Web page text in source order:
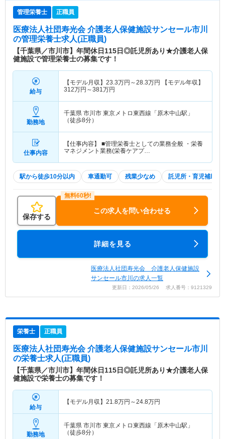
管理栄養士 正職員
医療法人社団寿光会 介護老人保健施設サンセール市川
の管理栄養士求人(正職員)
【千葉県／市川市】年間休日115日◎託児所あり★介護老人保
健施設で管理栄養士の募集です！
給与
【モデル月収】 23.3万円～28.3万円
【モデル年収】
312万円～381万円
勤務地
千葉県 市川市 東京メトロ東西線「原木中山駅」
（徒歩8分）
仕事内容
【仕事内容】 ■管理栄養士としての業務全般 ・栄養
マネジメント業務(栄養ケアプ…
駅から徒歩10分以内 車通勤可 残業少なめ 託児所・育児補助
保存する
この求人を問い合わせる
詳細を見る
医療法人社団寿光会 介護老人保健施設
サンセール市川の求人一覧
更新日：2026/05/26 求人番号：9121329
栄養士 正職員
医療法人社団寿光会 介護老人保健施設サンセール市川
の栄養士求人(正職員)
【千葉県／市川市】年間休日115日◎託児所あり★介護老人保
健施設で栄養士の募集です！
給与
【モデル月収】 21.8万円～24.8万円
勤務地
千葉県 市川市 東京メトロ東西線「原木中山駅」
（徒歩8分）